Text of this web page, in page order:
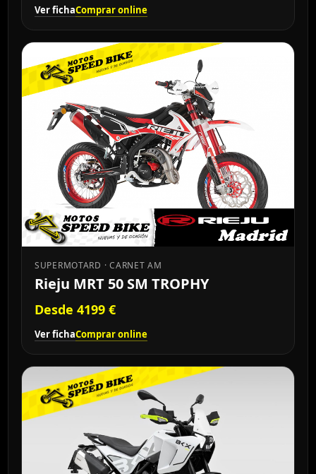
Ver fichaComprar online
SUPERMOTARD · CARNET AM
Rieju MRT 50 SM TROPHY
Desde 4199 €
Ver fichaComprar online